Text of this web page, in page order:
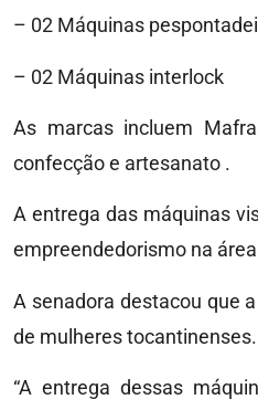
– 02 Máquinas
– 02 Máquinas interlock
As marcas incluem
confecção e artesanato .
A entrega das máquinas
empreendedorismo na
A senadora destacou que
de mulheres tocantinenses.
“A entrega dessas